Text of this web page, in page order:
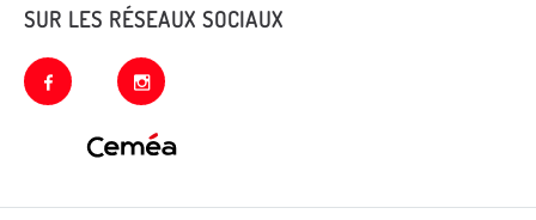
SUR LES RÉSEAUX SOCIAUX
facebook instagram